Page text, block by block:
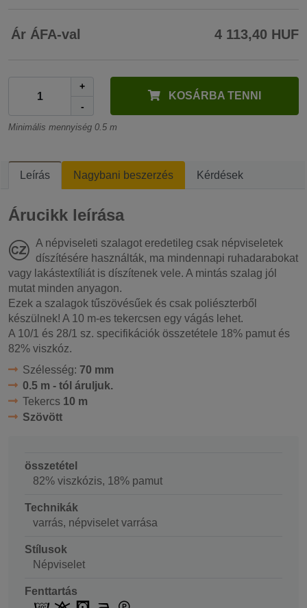
Ár ÁFA-val 4 113,40 HUF
+
-
KOSÁRBA TENNI
Minimális mennyiség 0.5 m
Leírás Nagybani beszerzés Kérdések
Árucikk leírása
A népviseleti szalagot eredetileg csak népviseletek
díszítésére használták, ma mindennapi ruhadarabokat
vagy lakástextíliát is díszítenek vele. A mintás szalag jól
mutat minden anyagon.
Ezek a szalagok tűszövésűek és csak poliészterből
készülnek! A 10 m-es tekercsen egy vágás lehet.
A 10/1 és 28/1 sz. specifikációk összetétele 18% pamut és
82% viszkóz.
Szélesség: 70 mm
0.5 m - tól áruljuk.
Tekercs 10 m
Szövött
összetétel
82% viszkózis, 18% pamut
Technikák
varrás, népviselet varrása
Stílusok
Népviselet
Fenttartás